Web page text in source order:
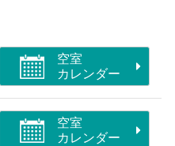
空室
カレンダー
空室
カレンダー